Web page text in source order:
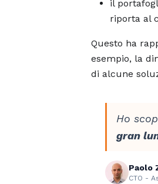
il
riporta al
Questo ha
esempio, la
di alcune
Ho
gran
Paolo
CTO -